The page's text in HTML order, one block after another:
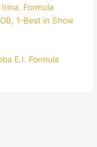
Formula
1-Best in Show
E.I. Formula